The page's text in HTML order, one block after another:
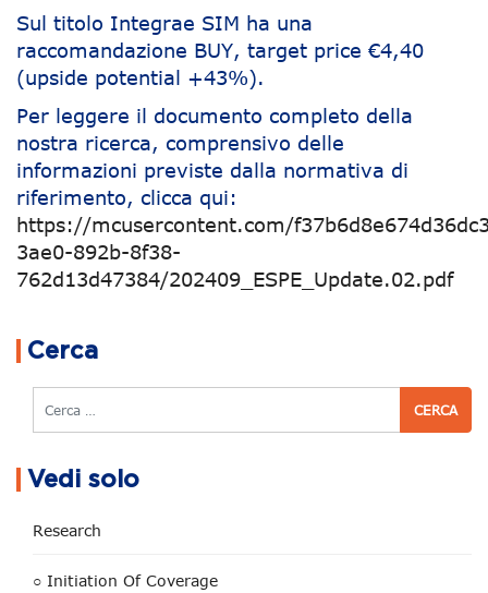
Sul titolo Integrae SIM ha una
raccomandazione BUY, target price €4,40
(upside potential +43%).
Per leggere il documento completo della
nostra ricerca, comprensivo delle
informazioni previste dalla normativa di
riferimento, clicca qui:
https://mcusercontent.com/
3ae0-892b-8f38-
762d13d47384/202409_ESPE_Update.02.pdf
Cerca
Cerca
Vedi solo
Research
○ Initiation Of Coverage